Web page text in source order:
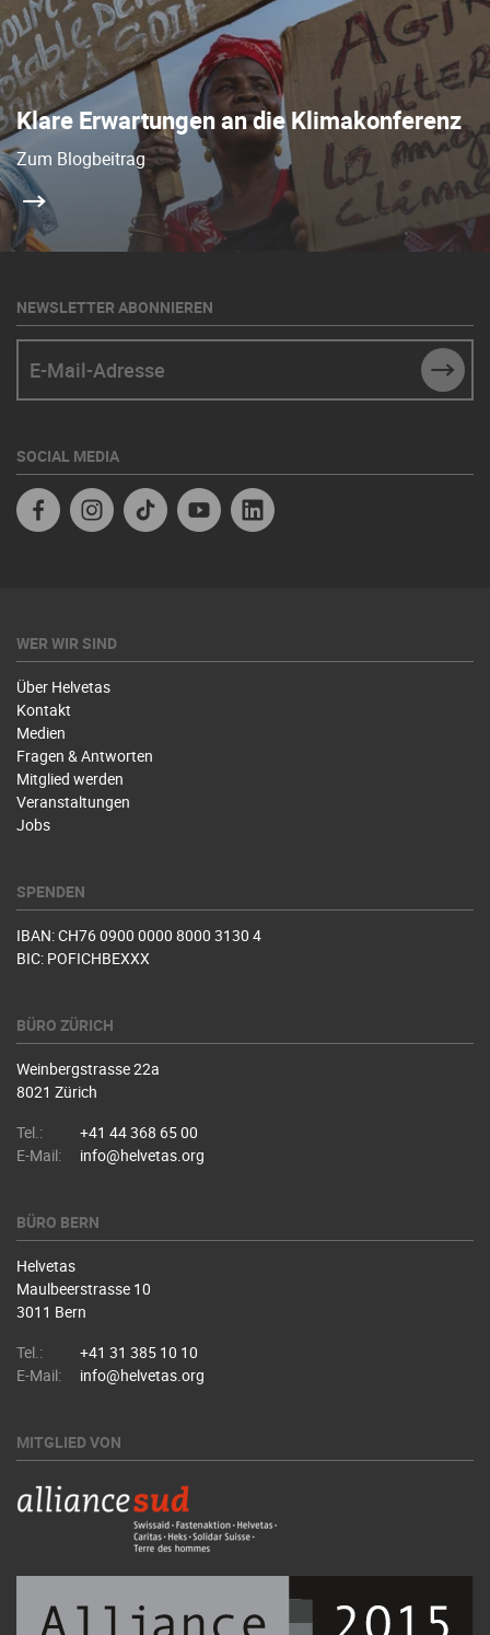
Klare Erwartungen an die Klimakonferenz
Zum Blogbeitrag
NEWSLETTER ABONNIEREN
SOCIAL MEDIA
FacebookInstagramTikTok Youtube
WER WIR SIND
Über Helvetas
Kontakt
Medien
Fragen & Antworten
Mitglied werden
Veranstaltungen
Jobs
SPENDEN
IBAN: CH76 0900 0000 8000 3130 4
BIC: POFICHBEXXX
BÜRO ZÜRICH
Weinbergstrasse 22a
8021 Zürich
Tel.:
+41 44 368 65 00
E-Mail:
info@helvetas.org
BÜRO BERN
Helvetas
Maulbeerstrasse 10
3011 Bern
Tel.:
+41 31 385 10 10
E-Mail:
info@helvetas.org
MITGLIED VON